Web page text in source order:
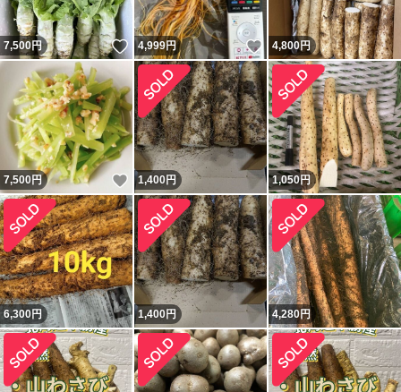
7,500円 いいね！
4,999円 いいね！
4,800円
7,500円 いいね！
1,400円 1,050円
6,300円 1,400円 4,280円